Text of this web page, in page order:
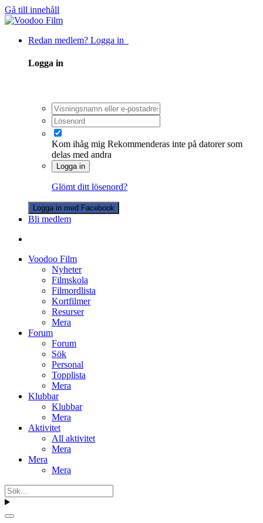
Gå till innehåll
Redan medlem? Logga in
Logga in
Kom ihåg mig Rekommenderas inte på datorer som
delas med andra
Logga in
Glömt ditt lösenord?
Logga in med Facebook
Bli medlem
Voodoo Film
Nyheter
Filmskola
Filmordlista
Kortfilmer
Resurser
Mera
Forum
Forum
Sök
Personal
Topplista
Mera
Klubbar
Klubbar
Mera
Aktivitet
All aktivitet
Mera
Mera
Mera